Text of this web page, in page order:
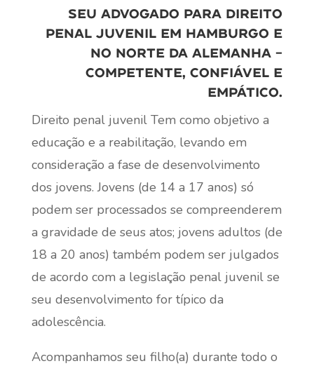
Seu advogado para direito
penal juvenil em Hamburgo e
no norte da Alemanha –
competente, confiável e
empático.
Direito penal juvenilTem como objetivo a
educação e a reabilitação, levando em
consideração a fase de desenvolvimento
dos jovens. Jovens (de 14 a 17 anos) só
podem ser processados se compreenderem
a gravidade de seus atos; jovens adultos (de
18 a 20 anos) também podem ser julgados
de acordo com a legislação penal juvenil se
seu desenvolvimento for típico da
adolescência.
Acompanhamos seu filho(a) durante todo o